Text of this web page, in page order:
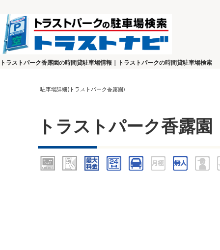
トラストパーク香露園の時間貸駐車場情報｜トラストパークの時間貸駐車場検索
駐車場詳細(トラストパーク香露園)
トラストパーク香露園